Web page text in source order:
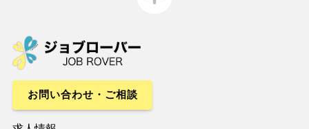
お問い合わせ・ご相談